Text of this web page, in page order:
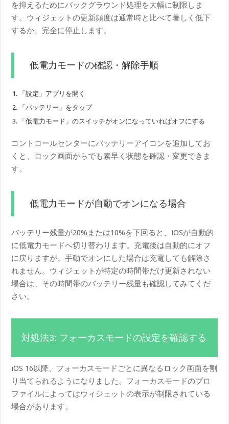
を抑えるためにバックグラウンド処理を大幅に制限しま
す。ウィジェットの更新頻度は通常時と比べて著しく低下
するか、完全に停止します。
低電力モードの確認・解除手順
「設定」アプリを開く
「バッテリー」をタップ
「低電力モード」のスイッチがオンになっていればオフにする
コントロールセンターにバッテリーアイコンを追加してお
くと、ロック画面からでも素早く状態を確認・変更できま
す。
低電力モードが自動でオンになる場合
バッテリー残量が20%または10%を下回ると、iOSが自動的
に低電力モードへ切り替わります。充電後は自動的にオフ
に戻りますが、手動でオンにした場合は充電しても解除さ
れません。ウィジェットが特定の時間帯だけ更新されない
場合は、その時間帯のバッテリー残量も確認してみてくだ
さい。
対処法3: フォーカスモードの設定を確認する
iOS 16以降、フォーカスモードごとに異なるロック画面を割
り当てられるようになりました。フォーカスモードのプロ
ファイルによってはウィジェットの表示が制限されている
場合があります。